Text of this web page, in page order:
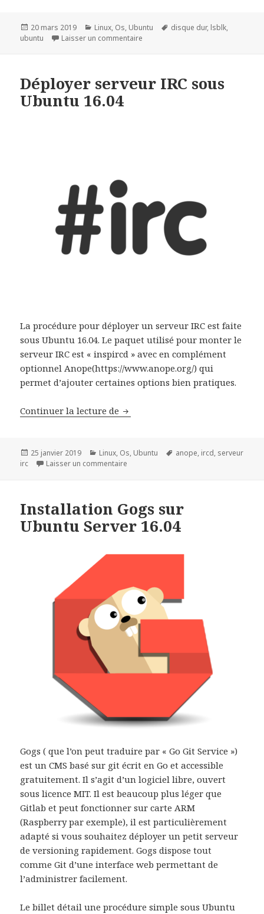
Publié
le
20 mars 2019 Catégories
Linux, Os, Ubuntu
Mots-
disque dur, lsblk,
ubuntu
Laisser un commentaire
Déployer serveur IRC sous
Ubuntu 16.04
La procédure pour déployer un serveur IRC est faite
sous Ubuntu 16.04. Le paquet utilisé pour monter le
serveur IRC est « inspircd » avec en complément
optionnel Anope(https://www.anope.org/) qui
permet d’ajouter certaines options bien pratiques.
Continuer la lecture de Déployer serveur IRC sous
Publié
25 janvier 2019 Catégories
Linux, Os, Ubuntu
Mots-
anope, ircd, serveur
irc
Laisser un commentaire
Installation Gogs sur
Ubuntu Server 16.04
Gogs ( que l’on peut traduire par « Go Git Service »)
est un CMS basé sur git écrit en Go et accessible
gratuitement. Il s’agit d’un logiciel libre, ouvert
sous licence MIT. Il est beaucoup plus léger que
Gitlab et peut fonctionner sur carte ARM
(Raspberry par exemple), il est particulièrement
adapté si vous souhaitez déployer un petit serveur
de versioning rapidement. Gogs dispose tout
comme Git d’une interface web permettant de
l’administrer facilement.
Le billet détail une procédure simple sous Ubuntu